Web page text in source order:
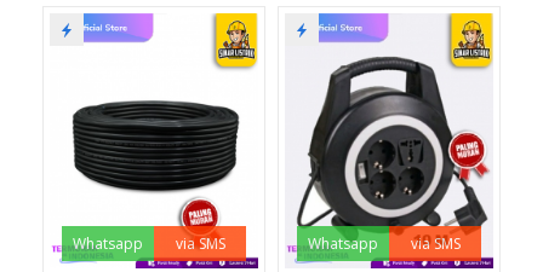
Whatsapp via SMS Whatsapp via SMS